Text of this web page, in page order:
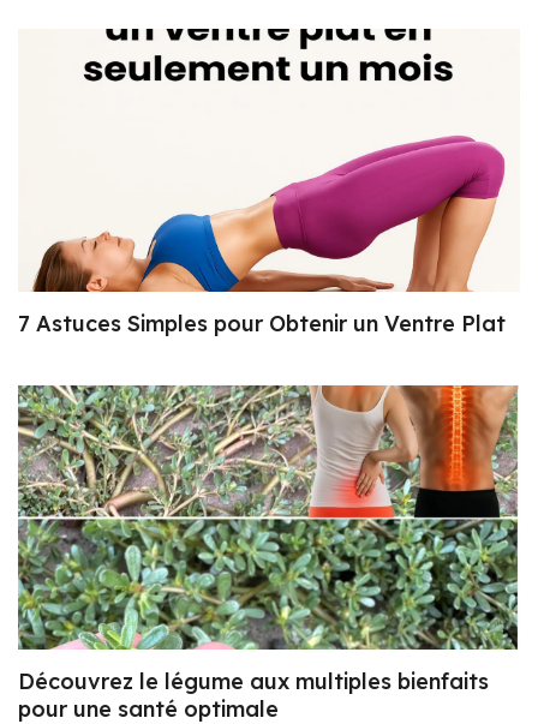
7 Astuces Simples pour Obtenir un Ventre Plat
Découvrez le légume aux multiples bienfaits
pour une santé optimale